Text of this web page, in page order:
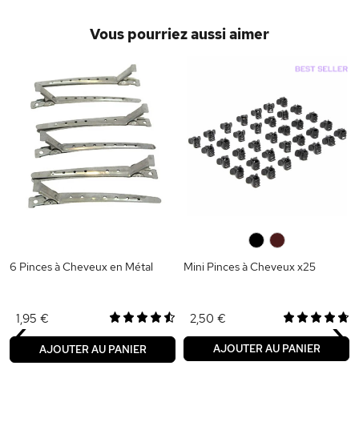
Vous pourriez aussi aimer
6 Pinces à Cheveux en Métal
1,95 €
AJOUTER AU PANIER
Mini Pinces à Cheveux x25
2,50 €
AJOUTER AU PANIER
‹ ›